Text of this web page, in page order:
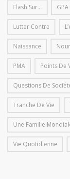
Flash Sur... GPA
Lutter Contre
Naissance
PMA Points De
Questions De
Tranche De Vie
Une Famille
Vie Quotidienne